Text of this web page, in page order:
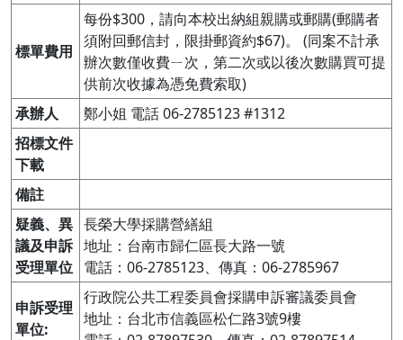
標單費用
每份$300，請向本校出納組親購或郵購(郵購者
須附回郵信封，限掛郵資約$67)。 (同案不計承
辦次數僅收費ㄧ次，第二次或以後次數購買可提
供前次收據為憑免費索取)
承辦人
鄭小姐 電話 06-2785123 #1312
招標文件
下載
備註
疑義、異
議及申訴
受理單位
長榮大學採購營繕組
地址：台南市歸仁區長大路一號
電話：06-2785123、傳真：06-2785967
申訴受理
單位:
行政院公共工程委員會採購申訴審議委員會
地址：台北市信義區松仁路3號9樓